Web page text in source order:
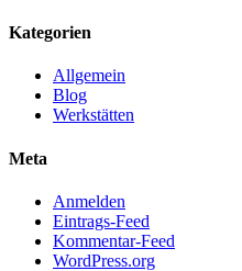
Kategorien
Allgemein
Blog
Werkstätten
Meta
Anmelden
Eintrags-Feed
Kommentar-Feed
WordPress.org